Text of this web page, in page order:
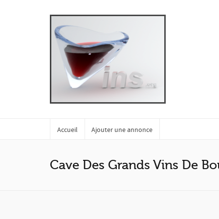
Accueil Ajouter une annonce
Cave Des Grands Vins De